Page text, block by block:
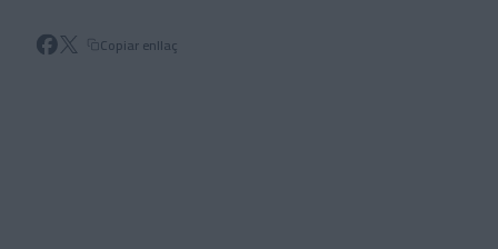
Copiar enllaç